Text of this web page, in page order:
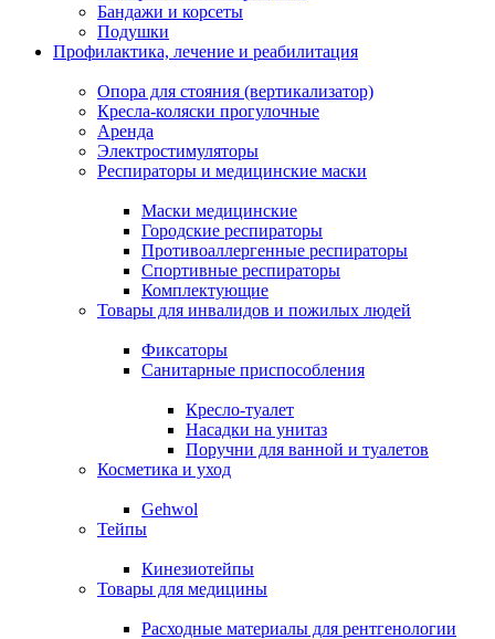
Бандажи и корсеты
Подушки
Профилактика, лечение и реабилитация
Опора для стояния (вертикализатор)
Кресла-коляски прогулочные
Аренда
Электростимуляторы
Респираторы и медицинские маски
Маски медицинские
Городские респираторы
Противоаллергенные респираторы
Спортивные респираторы
Комплектующие
Товары для инвалидов и пожилых людей
Фиксаторы
Санитарные приспособления
Кресло-туалет
Насадки на унитаз
Поручни для ванной и туалетов
Косметика и уход
Gehwol
Тейпы
Кинезиотейпы
Товары для медицины
Расходные материалы для рентгенологии